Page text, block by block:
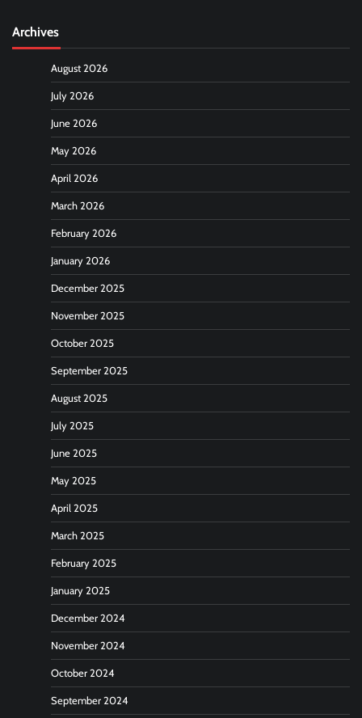
Archives
August 2026
July 2026
June 2026
May 2026
April 2026
March 2026
February 2026
January 2026
December 2025
November 2025
October 2025
September 2025
August 2025
July 2025
June 2025
May 2025
April 2025
March 2025
February 2025
January 2025
December 2024
November 2024
October 2024
September 2024